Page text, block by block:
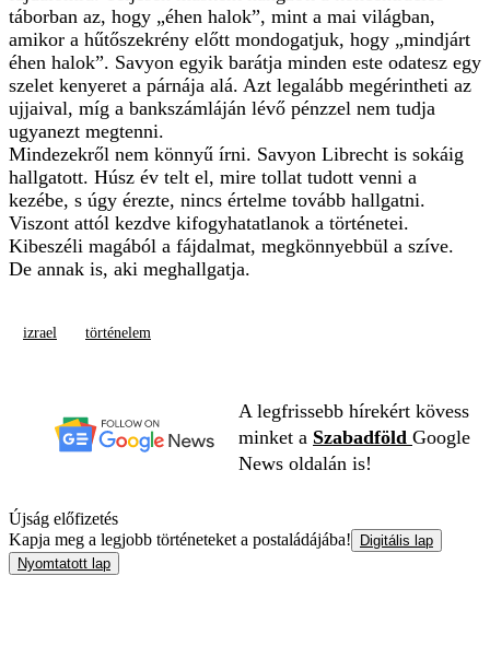
táborban az, hogy „éhen halok”, mint a mai világban,
amikor a hűtőszekrény előtt mondogatjuk, hogy „mindjárt
éhen halok”. Savyon egyik barátja minden este odatesz egy
szelet kenyeret a párnája alá. Azt legalább megérintheti az
ujjaival, míg a bankszámláján lévő pénzzel nem tudja
ugyanezt megtenni.
Mindezekről nem könnyű írni. Savyon Librecht is sokáig
hallgatott. Húsz év telt el, mire tollat tudott venni a
kezébe, s úgy érezte, nincs értelme tovább hallgatni.
Viszont attól kezdve kifogyhatatlanok a történetei.
Kibeszéli magából a fájdalmat, megkönnyebbül a szíve.
De annak is, aki meghallgatja.
izrael történelem
A legfrissebb hírekért kövess
minket a Szabadföld Google
News oldalán is!
Újság előfizetés
Kapja meg a legjobb történeteket a postaládájába!
Digitális lap
Nyomtatott lap